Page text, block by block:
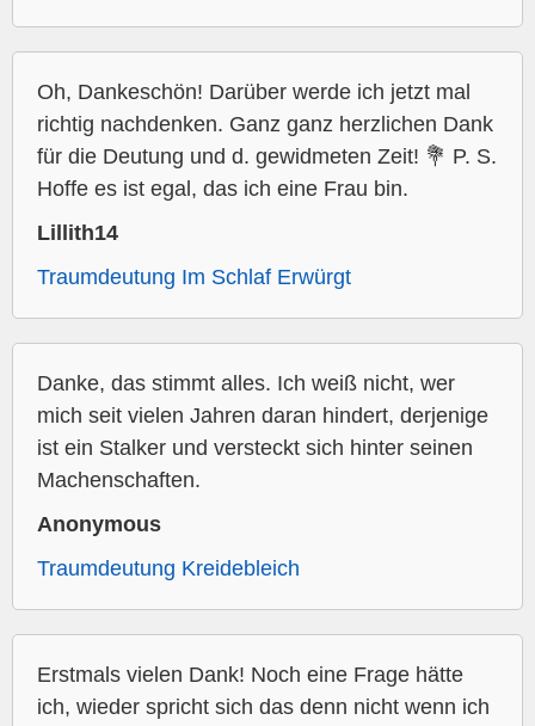
Oh, Dankeschön! Darüber werde ich jetzt mal
richtig nachdenken. Ganz ganz herzlichen Dank
für die Deutung und d. gewidmeten Zeit! 💐 P. S.
Hoffe es ist egal, das ich eine Frau bin.
Lillith14
Traumdeutung Im Schlaf Erwürgt
Danke, das stimmt alles. Ich weiß nicht, wer
mich seit vielen Jahren daran hindert, derjenige
ist ein Stalker und versteckt sich hinter seinen
Machenschaften.
Anonymous
Traumdeutung Kreidebleich
Erstmals vielen Dank! Noch eine Frage hätte
ich, wieder spricht sich das denn nicht wenn ich